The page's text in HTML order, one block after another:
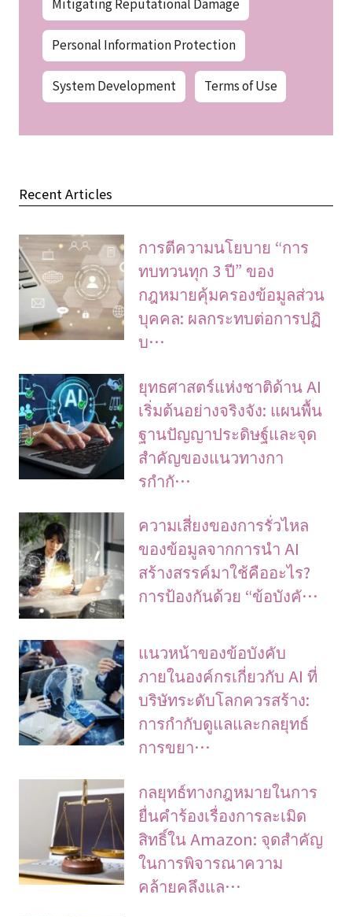
Personal Information Protection
System Development Terms of Use
Recent Articles
การตีความนโยบาย “การ
ทบทวนทุก 3 ปี” ของ
กฎหมายคุ้มครองข้อมูลส่วน
บุคคล: ผลกระทบต่อการปฏิ
บ…
ยุทธศาสตร์แห่งชาติด้าน AI
เริ่มต้นอย่างจริงจัง: แผนพื้น
ฐานปัญญาประดิษฐ์และจุด
สำคัญของแนวทางกา
รกำกั…
ความเสี่ยงของการรั่วไหล
ของข้อมูลจากการนำ AI
สร้างสรรค์มาใช้คืออะไร?
การป้องกันด้วย “ข้อบังคั…
แนวหน้าของข้อบังคับ
ภายในองค์กรเกี่ยวกับ AI ที่
บริษัทระดับโลกควรสร้าง:
การกำกับดูแลและกลยุทธ์
การขยา…
กลยุทธ์ทางกฎหมายในการ
ยื่นคำร้องเรื่องการละเมิด
สิทธิ์ใน Amazon: จุดสำคัญ
ในการพิจารณาความ
คล้ายคลึงแล…